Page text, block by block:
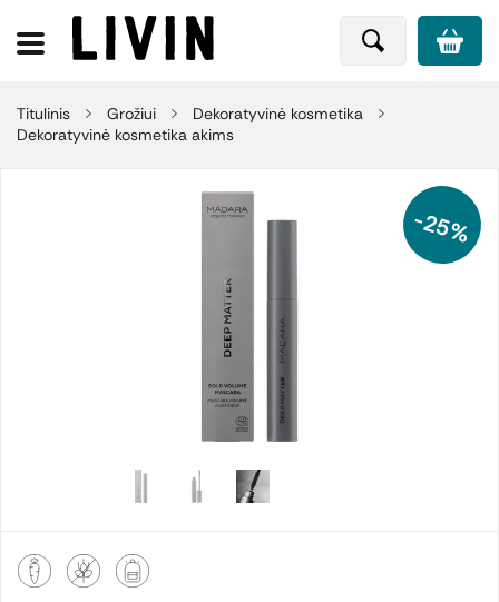
Titulinis Grožiui
Dekoratyvinė kosmetika
Dekoratyvinė kosmetika akims
-25%